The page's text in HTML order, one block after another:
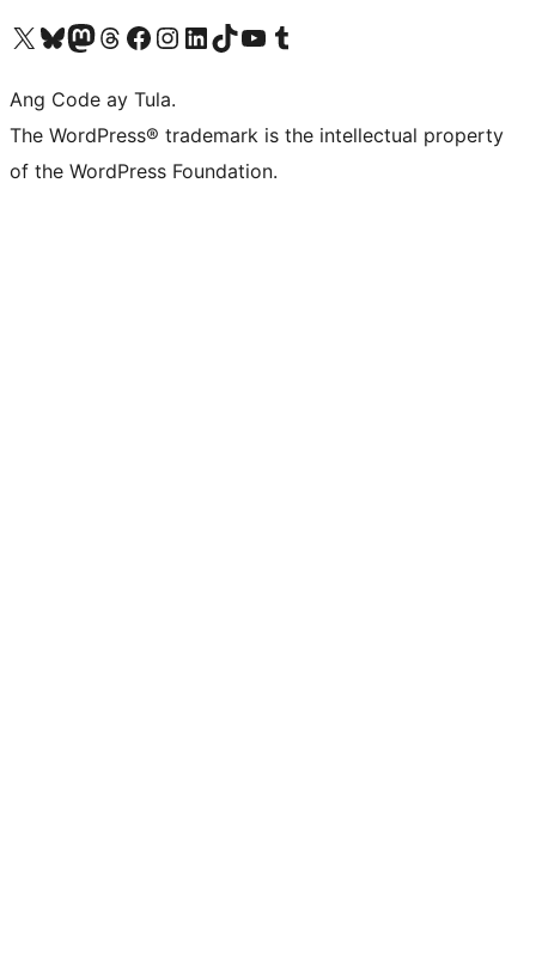
Visit our X (formerly Twitter) account
Bisitahin ang aming Bluesky account
Visit our Mastodon account
Bisitahin ang aming Threads account
Visit our Facebook page
Visit our Instagram account
Visit our LinkedIn account
Bisitahin ang aming TikTok account
Visit our YouTube channel
Bisitahin ang aming Tumblr account
Ang Code ay Tula.
The WordPress® trademark is the intellectual property
of the WordPress Foundation.